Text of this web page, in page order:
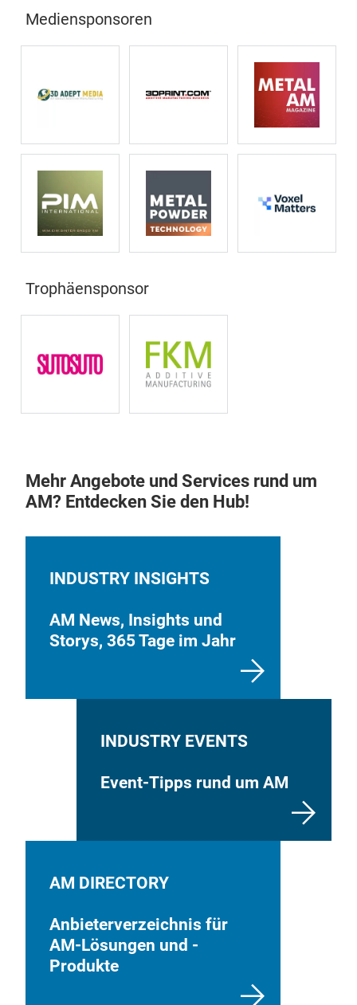
Mediensponsoren
Trophäensponsor
Mehr Angebote und Services rund um
AM? Entdecken Sie den Hub!
INDUSTRY INSIGHTS
AM News, Insights und
Storys, 365 Tage im Jahr
INDUSTRY EVENTS
Event-Tipps rund um AM
AM DIRECTORY
Anbieterverzeichnis für
AM-Lösungen und -
Produkte